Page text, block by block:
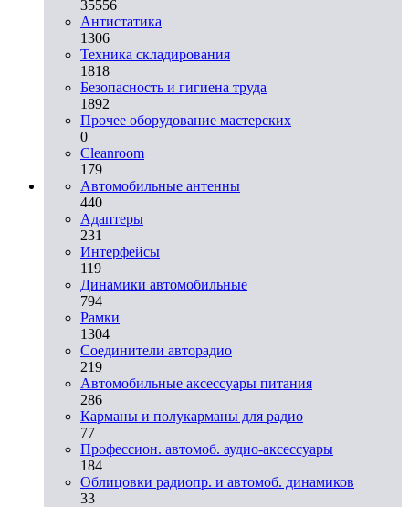
35556
Aнтистатика
1306
Техника складирования
1818
Безопасность и гигиена труда
1892
Прочее оборудование мастерских
0
Cleanroom
179
Автомобильные антенны
440
Адаптеры
231
Интерфейсы
119
Динамики автомобильные
794
Рамки
1304
Соединители авторадио
219
Автомобильные аксессуары питания
286
Карманы и полукарманы для радио
77
Профессион. автомоб. аудио-аксессуары
184
Облицовки радиопр. и автомоб. динамиков
33